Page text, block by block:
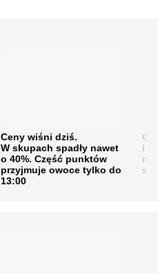
Ceny wiśni dziś.
W skupach spadły nawet
o 40%. Część punktów
przyjmuje owoce tylko do
13:00
i